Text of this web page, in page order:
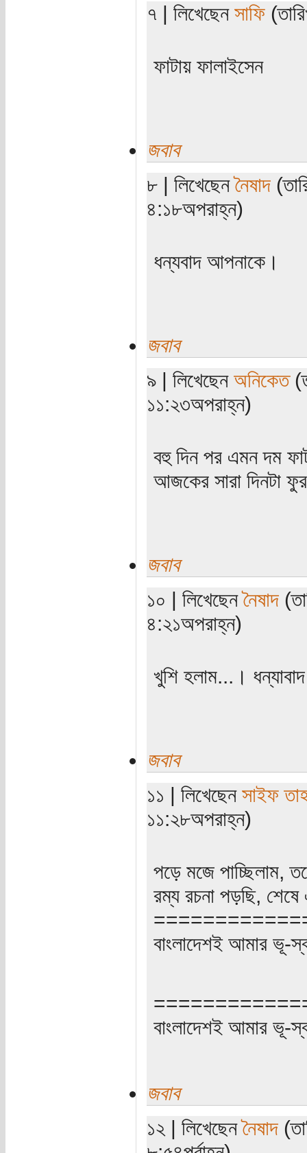
৭ | লিখেছেন সাফি
ফাটায় ফালাইসেন
জবাব
৮ | লিখেছেননৈষাদ
৪:১৮অপরাহ্ন)
ধন্যবাদ আপনাকে।
জবাব
৯ | লিখেছেন অনিকেত
১১:২৩অপরাহ্ন)
বহু দিন পর এমন দম
আজকের সারা দিনটা
জবাব
১০ | লিখেছেননৈষাদ
৪:২১অপরাহ্ন)
খুশি হলাম...।
জবাব
১১ | লিখেছেন সাইফ
১১:২৮অপরাহ্ন)
পড়ে মজে পাচ্ছিলাম,
রম্য রচনা পড়ছি,
বাংলাদেশই আমার ভূ-
বাংলাদেশই আমার ভূ-
জবাব
১২ | লিখেছেননৈষাদ